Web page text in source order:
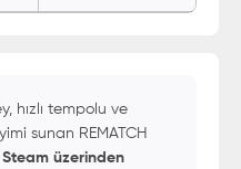
hızlı tempolu ve
sunan REMATCH
Steam üzerinden